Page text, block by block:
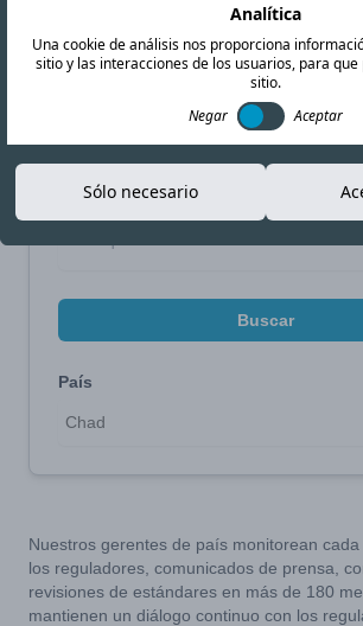
Limite su búsqueda
Buscar por tema
Buscar
País
Chad
Nuestros gerentes de país monitorean
los reguladores, comunicados de prensa,
revisiones de estándares en más de 180
mantienen un diálogo continuo con los
Analítica
Una cookie de análisis nos proporciona
sitio y las interacciones de los usuarios, para
sitio.
Negar
Aceptar
Sólo necesario